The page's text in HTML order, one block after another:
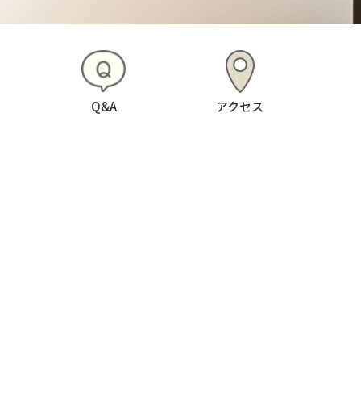
Q&A アクセス